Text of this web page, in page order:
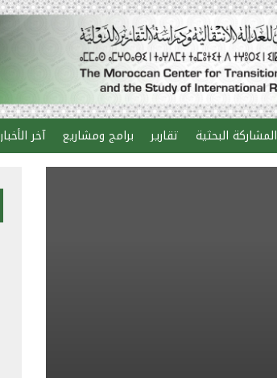
المشاركة البحثية تقارير برامج ومشاريع آخر الأخبار